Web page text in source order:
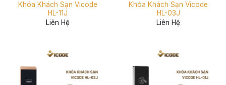
Khóa Khách Sạn Vicode
HL-11J
Liên Hệ
Khóa Khách Sạn Vicode
HL-03J
Liên Hệ